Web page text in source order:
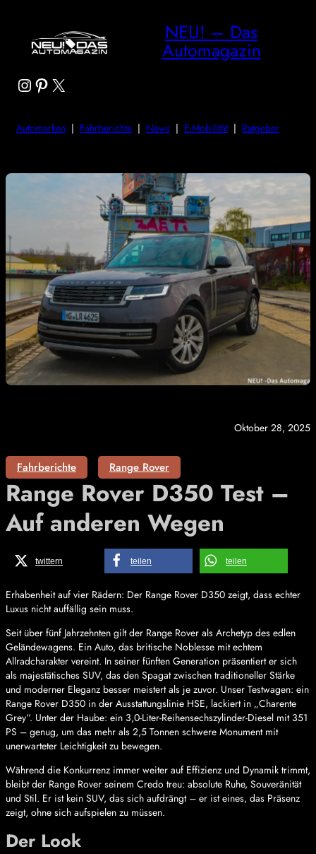
NEU! – Das
Automagazin
Instagram
Pinterest
X
Automarken | Fahrberichte | News | E-Mobilität| Ratgeber
Oktober 28, 2025
Fahrberichte Range Rover
Range Rover D350 Test –
Auf anderen Wegen
twittern teilen teilen
Erhabenheit auf vier Rädern: Der Range Rover D350 zeigt, dass echter
Luxus nicht auffällig sein muss.
Seit über fünf Jahrzehnten gilt der Range Rover als Archetyp des edlen
Geländewagens. Ein Auto, das britische Noblesse mit echtem
Allradcharakter vereint. In seiner fünften Generation präsentiert er sich
als majestätisches SUV, das den Spagat zwischen traditioneller Stärke
und moderner Eleganz besser meistert als je zuvor. Unser Testwagen: ein
Range Rover D350 in der Ausstattungslinie HSE, lackiert in „Charente
Grey“. Unter der Haube: ein 3,0-Liter-Reihensechszylinder-Diesel mit 351
PS – genug, um das mehr als 2,5 Tonnen schwere Monument mit
unerwarteter Leichtigkeit zu bewegen.
Während die Konkurrenz immer weiter auf Effizienz und Dynamik trimmt,
bleibt der Range Rover seinem Credo treu: absolute Ruhe, Souveränität
und Stil. Er ist kein SUV, das sich aufdrängt – er ist eines, das Präsenz
zeigt, ohne sich aufspielen zu müssen.
Der Look